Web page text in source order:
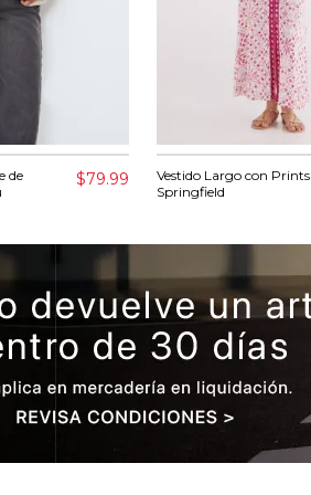
de
$79.99
Vestido Largo con Prints
Springfield